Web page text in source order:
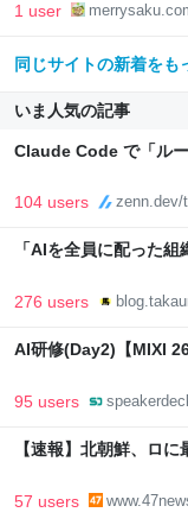
1 user
同じサイトの新着をも
いま人気の記事
Claude Code で「ル
104 users zenn.dev/
「AIを全員に配った
276 users
AI研修(Day2)【MIXI
95 users
【速報】北朝鮮、ロ
57 users